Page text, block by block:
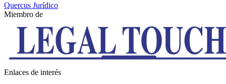
Quercus Jurídico
Miembro de
Enlaces de interés